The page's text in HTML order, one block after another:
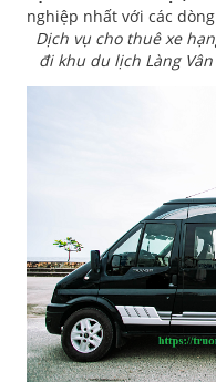
nghiệp nhất với các
Dịch vụ cho thuê xe
đi khu du lịch Làng